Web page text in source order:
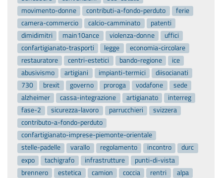
movimento-donne
contributi-a-fondo-perduto
ferie
camera-commercio
calcio-camminato
patenti
dimidimitri
main10ance violenza-donne
uffici
confartigianato-trasporti
legge
economia-circolare
restauratore
centri-estetici bando-regione
ice
abusivismo
artigiani impianti-termici
diisocianati
730
brexit governo proroga vodafone
sede
alzheimer
cassa-integrazione artigianato
interreg
fase-2
sicurezza-lavoro parrucchieri
svizzera
contributo-a-fondo-perduto
confartigianato-imprese-piemonte-orientale
stelle-padelle
varallo regolamento incontro
durc
expo
tachigrafo infrastrutture
punti-di-vista
brennero
estetica camion coccia rentri
alpa